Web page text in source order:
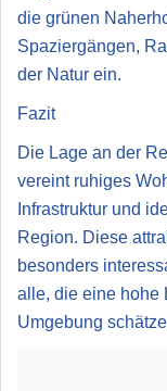
die grünen
Spaziergängen,
der Natur ein.
Fazit
Die Lage an der
vereint ruhiges
Infrastruktur und
Region. Diese
besonders
alle, die eine hohe
Umgebung